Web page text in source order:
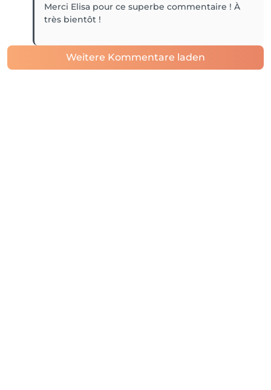
Merci Elisa pour ce superbe commentaire ! À
très bientôt !
Weitere Kommentare laden